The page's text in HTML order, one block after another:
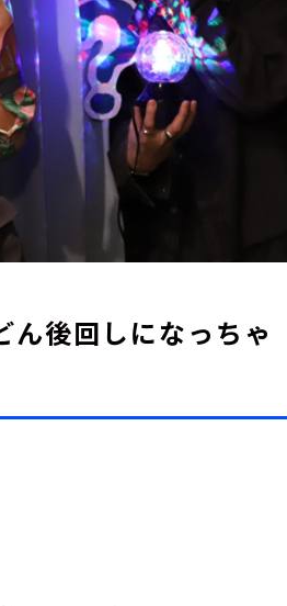
ん後回しになっちゃ